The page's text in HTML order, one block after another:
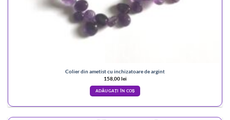
Colier din ametist cu inchizatoare de argint
158,00lei
ADĂUGAȚI ÎN COȘ